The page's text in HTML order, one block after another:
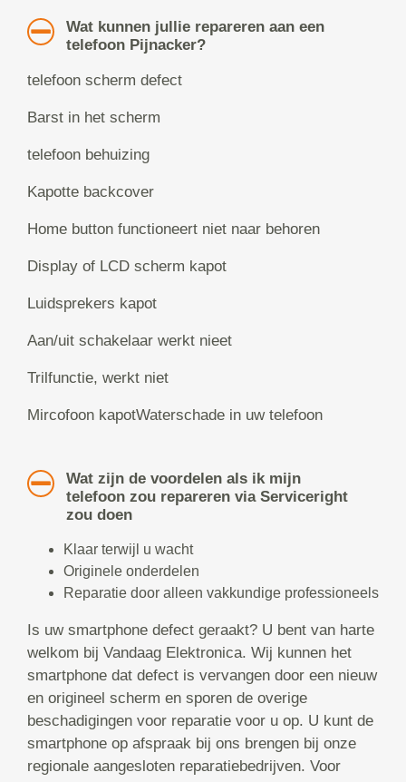
Wat kunnen jullie repareren aan een
telefoon Pijnacker?
telefoon scherm defect
Barst in het scherm
telefoon behuizing
Kapotte backcover
Home button functioneert niet naar behoren
Display of LCD scherm kapot
Luidsprekers kapot
Aan/uit schakelaar werkt nieet
Trilfunctie, werkt niet
Mircofoon kapotWaterschade in uw telefoon
Wat zijn de voordelen als ik mijn
telefoon zou repareren via Serviceright
zou doen
Klaar terwijl u wacht
Originele onderdelen
Reparatie door alleen vakkundige professioneels
Is uw smartphone defect geraakt? U bent van harte
welkom bij Vandaag Elektronica. Wij kunnen het
smartphone dat defect is vervangen door een nieuw
en origineel scherm en sporen de overige
beschadigingen voor reparatie voor u op. U kunt de
smartphone op afspraak bij ons brengen bij onze
regionale aangesloten reparatiebedrijven. Voor